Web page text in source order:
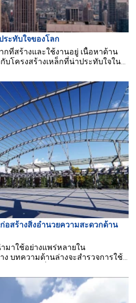
ระทับใจของโลก
ที่สร้างและใช้งานอยู่ เนื้อหาด้าน
บโครงสร้างเหล็กที่น่าประทับใจใน
อสร้างสิ่งอำนวยความสะดวกด้าน
มาใช้อย่างแพร่หลายใน
บทความด้านล่างจะสำรวจการใช้
ระเภท